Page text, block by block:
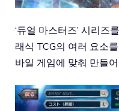
‘듀얼 마스터즈’ 시리즈
래식 TCG의 여러 요소
바일 게임에 맞춰 만들어